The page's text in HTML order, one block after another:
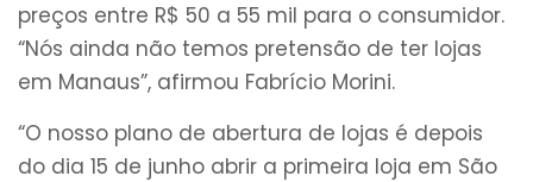
preços entre R$ 50 a 55 mil para o consumidor.
“Nós ainda não temos pretensão de ter lojas
em Manaus”, afirmou Fabrício Morini.
“O nosso plano de abertura de lojas é depois
do dia 15 de junho abrir a primeira loja em São